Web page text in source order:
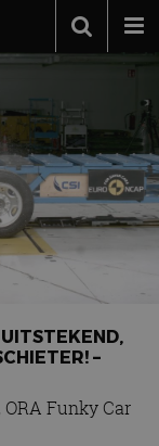
–
ORA Funky Car